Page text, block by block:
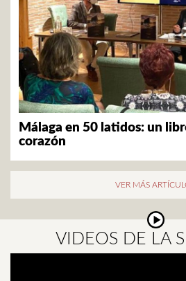
Málaga en 50 latidos: un
corazón
VER MÁS
VIDEOS DE LA